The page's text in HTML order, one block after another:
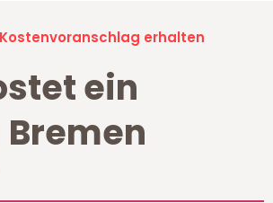
erhalten
ein
Bremen